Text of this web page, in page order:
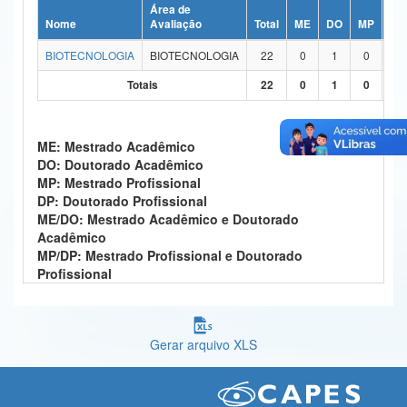
Ministério da Ciência, Tecnologia, Inovações e Comunicações
Ministério do Meio Ambiente
Controladoria-Geral da União
Ministério da Mulher, da Família e dos Direitos Humanos
Secretaria-Geral
Secretaria de Governo
Nome
Área de
Avaliação
Total ME DO MP
BIOTECNOLOGIA
BIOTECNOLOGIA 22 0 1 0
Totais
22 0 1 0
ME: Mestrado Acadêmico
DO: Doutorado Acadêmico
MP: Mestrado Profissional
DP: Doutorado Profissional
ME/DO: Mestrado Acadêmico e Doutorado
Acadêmico
MP/DP: Mestrado Profissional e Doutorado
Profissional
Gerar arquivo XLS